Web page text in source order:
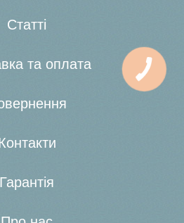
Статті
та оплата
Гарантія